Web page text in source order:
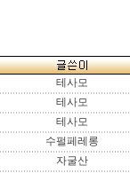
테사모
테사모
테사모
수펄페레롱
자굴산